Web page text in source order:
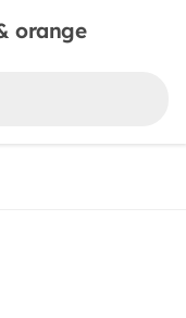
orange